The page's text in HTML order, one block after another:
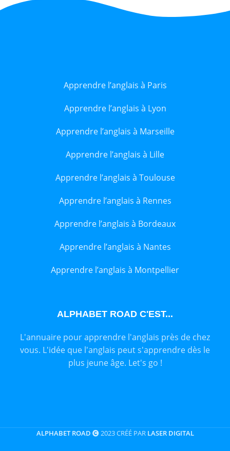
Apprendre l’anglais à Paris
Apprendre l’anglais à Lyon
Apprendre l’anglais à Marseille
Apprendre l’anglais à Lille
Apprendre l’anglais à Toulouse
Apprendre l’anglais à Rennes
Apprendre l’anglais à Bordeaux
Apprendre l’anglais à Nantes
Apprendre l’anglais à Montpellier
ALPHABET ROAD C'EST...
L'annuaire pour apprendre l'anglais près de chez
vous. L'idée que l'anglais peut s'apprendre dès le
plus jeune âge. Let's go !
ALPHABET ROAD 2023 CRÉÉ PAR LASER DIGITAL